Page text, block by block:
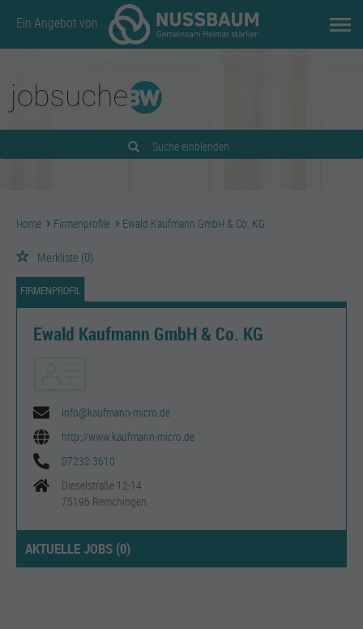
Ein Angebot von
Suche einblenden
Home Firmenprofile Ewald Kaufmann GmbH & Co. KG
Merkliste (0)
FIRMENPROFIL
Ewald Kaufmann GmbH & Co. KG
info@kaufmann-micro.de
http://www.kaufmann-micro.de
07232 3610
Dieselstraße 12-14
75196 Remchingen
AKTUELLE JOBS (0)